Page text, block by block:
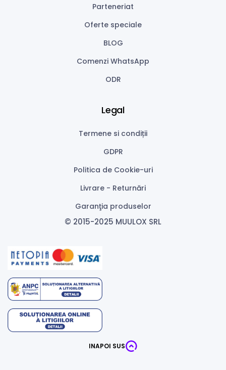
Parteneriat
Oferte speciale
BLOG
Comenzi WhatsApp
ODR
Legal
Termene si condiții
GDPR
Politica de Cookie-uri
Livrare - Returnări
Garanţia produselor
© 2015-2025 MUULOX SRL
INAPOI SUS